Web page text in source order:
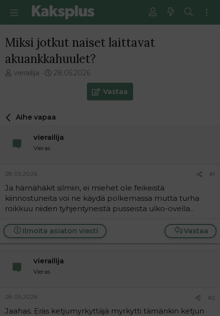
Miksi jotkut naiset laittavat
akuankkahuulet?
V
e
t
n
a
o
i
t
t
a
vierailija
E
m
i
i
s
t
i
28.05.2026
Vastaa
Aihe vapaa
vierailija
Vieras
28.05.2026 #1
Ja hämähäkit silmiin, ei miehet ole feikeistä
kiinnostuneita voi ne käydä polkemassa mutta turha
roikkuu niiden tyhjentyneistä pusseista ulko-ovella..
Vastaa
Ilmoita asiaton viesti
vierailija
Vieras
28.05.2026 #2
Jaahas. Eräs ketjumyrkyttäjä myrkytti tämänkin ketjun